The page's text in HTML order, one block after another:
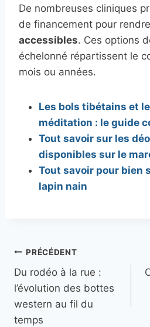
De nombreuses cliniques
de financement pour
accessibles. Ces options
échelonné répartissent le
mois ou années.
Les bols tibétains et
méditation : le guide
Tout savoir sur les
disponibles sur le
Tout savoir pour bien
lapin nain
Navigation
de
l’article
PRÉCÉDENT
Du rodéo à la rue :
l’évolution des bottes
western au fil du
temps